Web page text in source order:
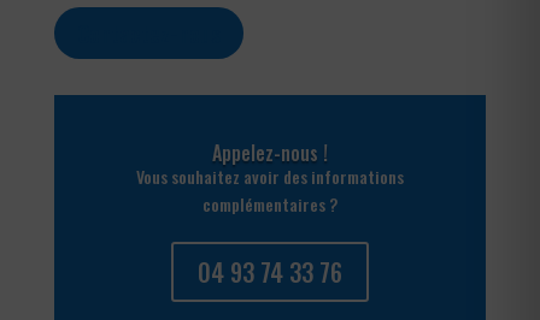
Appelez-nous !
Vous souhaitez avoir des informations
complémentaires ?
04 93 74 33 76